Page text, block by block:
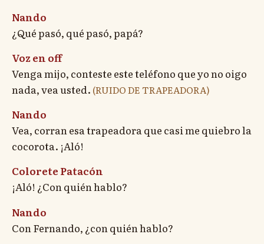
Nando
¿Qué pasó, qué pasó, papá?
Voz en off
Venga mijo, conteste este teléfono que yo no oigo
nada, vea usted. (RUIDO DE TRAPEADORA)
Nando
Vea, corran esa trapeadora que casi me quiebro la
cocorota. ¡Aló!
Colorete Patacón
¡Aló! ¿Con quién hablo?
Nando
Con Fernando, ¿con quién hablo?